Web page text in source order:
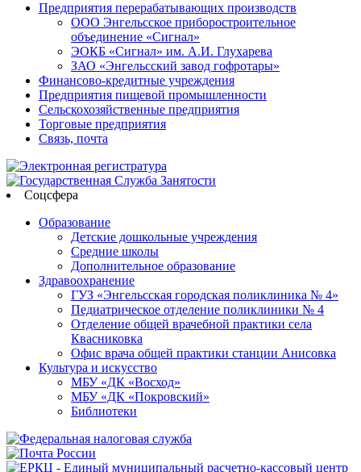
Предприятия перерабатывающих производств
ООО Энгельсское приборостроительное
объединение «Сигнал»
ЭОКБ «Сигнал» им. А.И. Глухарева
ЗАО «Энгельсский завод гофротары»
Финансово-кредитные учреждения
Предприятия пищевой промышленности
Сельскохозяйственные предприятия
Торговые предприятия
Связь, почта
Соцсфера
Образование
Детские дошкольные учреждения
Средние школы
Дополнительное образование
Здравоохранение
ГУЗ «Энгельсская городская поликлиника № 4»
Педиатрическое отделение поликлиники № 4
Отделение общей врачебной практики села
Квасниковка
Офис врача общей практики станции Анисовка
Культура и искусство
МБУ «ДК «Восход»
МБУ «ДК «Покровский»
Библиотеки